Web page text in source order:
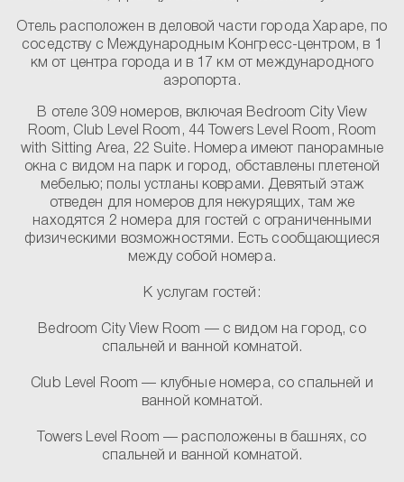
Отель расположен в деловой части города Хараре, по
соседству с Международным Конгресс-центром, в 1
км от центра города и в 17 км от международного
аэропорта.
В отеле 309 номеров, включая Bedroom City View
Room, Club Level Room, 44 Towers Level Room, Room
with Sitting Area, 22 Suite. Номера имеют панорамные
окна с видом на парк и город, обставлены плетеной
мебелью; полы устланы коврами. Девятый этаж
отведен для номеров для некурящих, там же
находятся 2 номера для гостей с ограниченными
физическими возможностями. Есть сообщающиеся
между собой номера.
К услугам гостей:
Bedroom City View Room — с видом на город, со
спальней и ванной комнатой.
Club Level Room— клубные номера, со спальней и
ванной комнатой.
Towers Level Room — расположены в башнях, со
спальней и ванной комнатой.